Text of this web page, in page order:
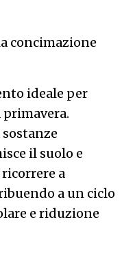
concimazione
ideale per
il suolo e
a
a un ciclo
e riduzione